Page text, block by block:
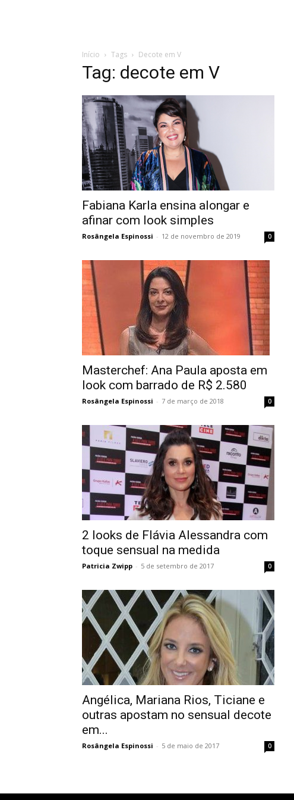
Início Tags Decote em V
Tag: decote em V
Fabiana Karla ensina alongar e
afinar com look simples
Rosângela Espinossi - 12 de novembro de 2019 0
Masterchef: Ana Paula aposta em
look com barrado de R$ 2.580
Rosângela Espinossi - 7 de março de 2018 0
2 looks de Flávia Alessandra com
toque sensual na medida
Patricia Zwipp - 5 de setembro de 2017 0
Angélica, Mariana Rios, Ticiane e
outras apostam no sensual decote
em...
Rosângela Espinossi - 5 de maio de 2017 0